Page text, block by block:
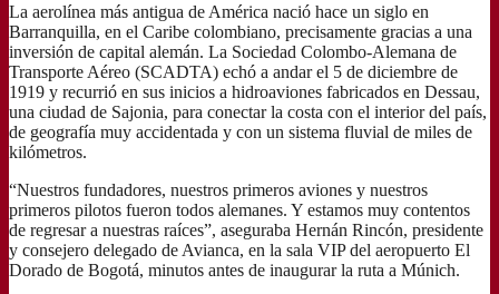
La aerolínea más antigua de América nació hace un siglo en
Barranquilla, en el Caribe colombiano, precisamente gracias a una
inversión de capital alemán. La Sociedad Colombo-Alemana de
Transporte Aéreo (SCADTA) echó a andar el 5 de diciembre de
1919 y recurrió en sus inicios a hidroaviones fabricados en Dessau,
una ciudad de Sajonia, para conectar la costa con el interior del país,
de geografía muy accidentada y con un sistema fluvial de miles de
kilómetros.
“Nuestros fundadores, nuestros primeros aviones y nuestros
primeros pilotos fueron todos alemanes. Y estamos muy contentos
de regresar a nuestras raíces”, aseguraba Hernán Rincón, presidente
y consejero delegado de Avianca, en la sala VIP del aeropuerto El
Dorado de Bogotá, minutos antes de inaugurar la ruta a Múnich.